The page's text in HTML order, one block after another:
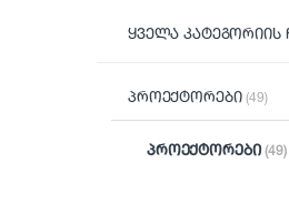
ყველა კატეგორიის
პროექტორები(49)
პროექტორები(49)